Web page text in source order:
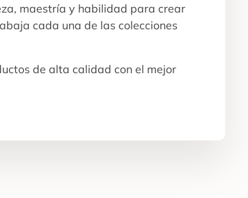
maestría y habilidad para crear
cada una de las colecciones
de alta calidad con el mejor